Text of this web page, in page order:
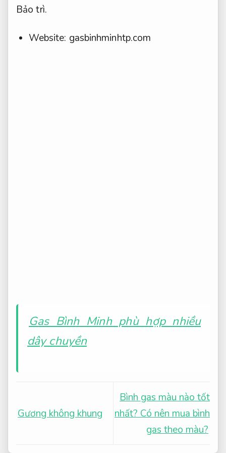
Bảo trì.
Website: gasbinhminhtp.com
Gas Bình Minh phù hợp nhiều
dây chuyền
Gương không khung
Bình gas màu nào tốt
nhất? Có nên mua bình
gas theo màu?